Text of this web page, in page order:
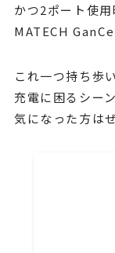
かつ2ポート使
MATECH
これ一つ持ち歩
充電に困るシー
気になった方は